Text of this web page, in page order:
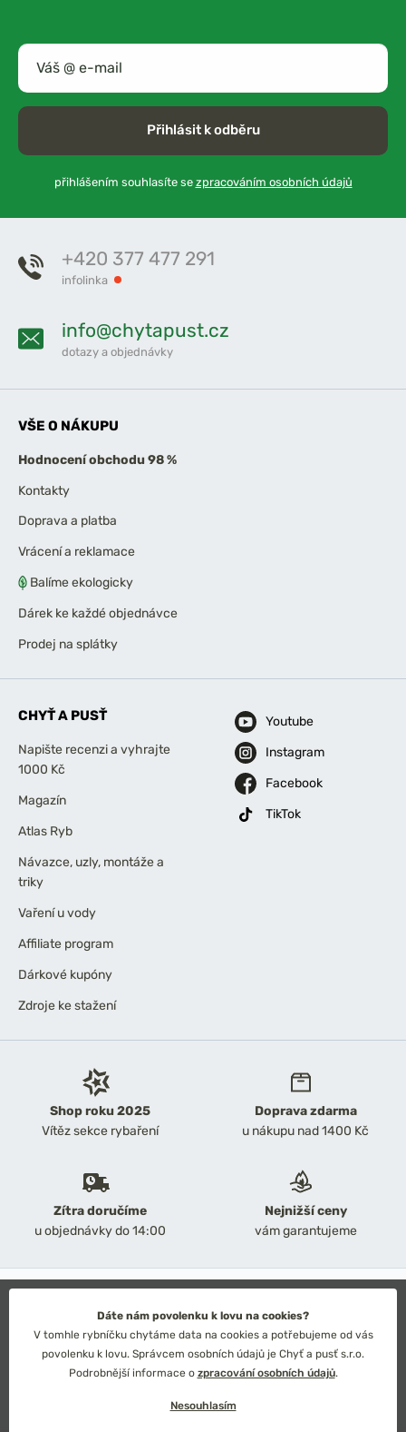
Přihlásit k odběru
přihlášením souhlasíte se zpracováním osobních údajů
Shop roku 2025
Vítěz sekce rybaření
Doprava zdarma
u nákupu nad 1400 Kč
Zítra doručíme
u objednávky do 14:00
Nejnižší ceny
vám garantujeme
+420 377 477 291
infolinka
info@chytapust.cz
dotazy a objednávky
VŠE O NÁKUPU
Hodnocení obchodu 98 %
Kontakty
Doprava a platba
Vrácení a reklamace
Balíme ekologicky
Dárek ke každé objednávce
Prodej na splátky
CHYŤ A PUSŤ
Napište recenzi a vyhrajte
1000 Kč
Magazín
Atlas Ryb
Návazce, uzly, montáže a
triky
Vaření u vody
Affiliate program
Dárkové kupóny
Zdroje ke stažení
Youtube
Instagram
Facebook
TikTok
Obchodní podmínky
Ochrana osobních údajů
Technické řešení: Simplia s.r.o.
Strategický design: Petr Široký
Dáte nám povolenku k lovu na cookies?
V tomhle rybníčku chytáme data na cookies a potřebujeme od vás
povolenku k lovu. Správcem osobních údajů je Chyť a pusť s.r.o.
Podrobnější informace o zpracování osobních údajů.
Nesouhlasím